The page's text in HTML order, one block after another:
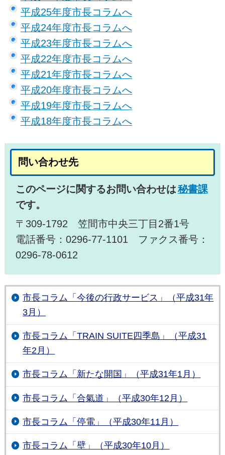
平成25年度市長コラムへ
平成24年度市長コラムへ
平成23年度市長コラムへ
平成22年度市長コラムへ
平成21年度市長コラムへ
平成20年度市長コラムへ
平成19年度市長コラムへ
平成18年度市長コラムへ
問い合わせ先
このページに関するお問い合わせは秘書課
です。
〒309-1792 笠間市中央三丁目2番1号
電話番号：0296-77-1101 ファクス番号：
0296-78-0612
市長コラム「今後の行政サービス」（平成31年
3月）
市長コラム「TRAIN SUITE四季島」（平成31
年2月）
市長コラム「新たな開国」（平成31年1月）
市長コラム「合氣道」（平成30年12月）
市長コラム「停電」（平成30年11月）
市長コラム「壁」（平成30年10月）